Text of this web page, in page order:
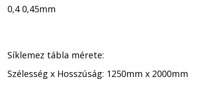
0,4 0,45mm
Síklemez tábla mérete:
Szélesség x Hosszúság: 1250mm x 2000mm